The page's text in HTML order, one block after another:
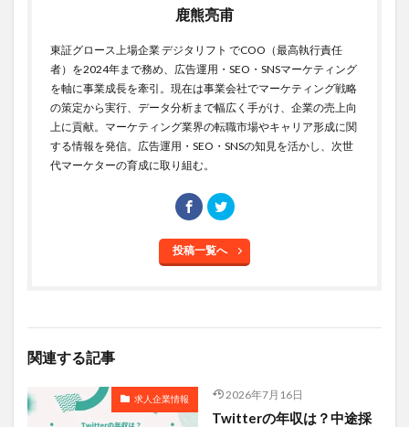
鹿熊亮甫
東証グロース上場企業 デジタリフト でCOO（最高執行責任
者）を2024年まで務め、広告運用・SEO・SNSマーケティング
を軸に事業成長を牽引。現在は事業会社でマーケティング戦略
の策定から実行、データ分析まで幅広く手がけ、企業の売上向
上に貢献。マーケティング業界の転職市場やキャリア形成に関
する情報を発信。広告運用・SEO・SNSの知見を活かし、次世
代マーケターの育成に取り組む。
投稿一覧へ
関連する記事
求人企業情報 2026年7月16日
Twitterの年収は？中途採